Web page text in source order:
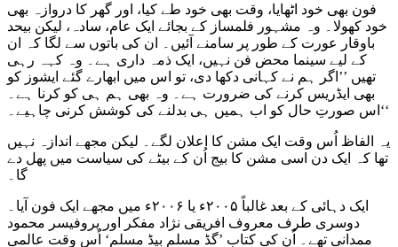
فون بھی خود اٹھایا، وقت بھی خود طے کیا، اور گھر کا دروازہ بھی
خود کھولا۔ وہ مشہور فلمساز کے بجائے ایک عام، سادہ، لیکن بیحد
باوقار عورت کے طور پر سامنے آئیں۔ ان کی باتوں سے لگا کہ ان
کے لیے سینما محض فن نہیں، ایک ذمہ داری ہے۔ وہ کہہ رہی
تھیں ’’اگر ہم نے کہانی دکھا دی، تو اس میں ابھارے گئے ایشوز کو
بھی ایڈریس کرنے کی ضرورت ہے۔ وہ بھی ہم ہی کو کرنا ہے۔
اس صورتِ حال کو اب ہمیں ہی بدلنے کی کوشش کرنی چاہیے۔‘‘
یہ الفاظ اُس وقت ایک مشن کا اعلان لگے۔ لیکن مجھے اندازہ نہیں
تھا کہ ایک دن اسی مشن کا بیج اُن کے بیٹے کی سیاست میں پھل دے
گا۔
ایک دہائی کے بعد غالباً ۲۰۰۵ء یا ۲۰۰۶ء میں مجھے ایک فون آیا۔
دوسری طرف معروف افریقی نژاد مفکر اور پروفیسر محمود
ممدانی تھے۔ اُن کی کتاب ’گڈ مسلم بیڈ مسلم‘ اُس وقت عالمی